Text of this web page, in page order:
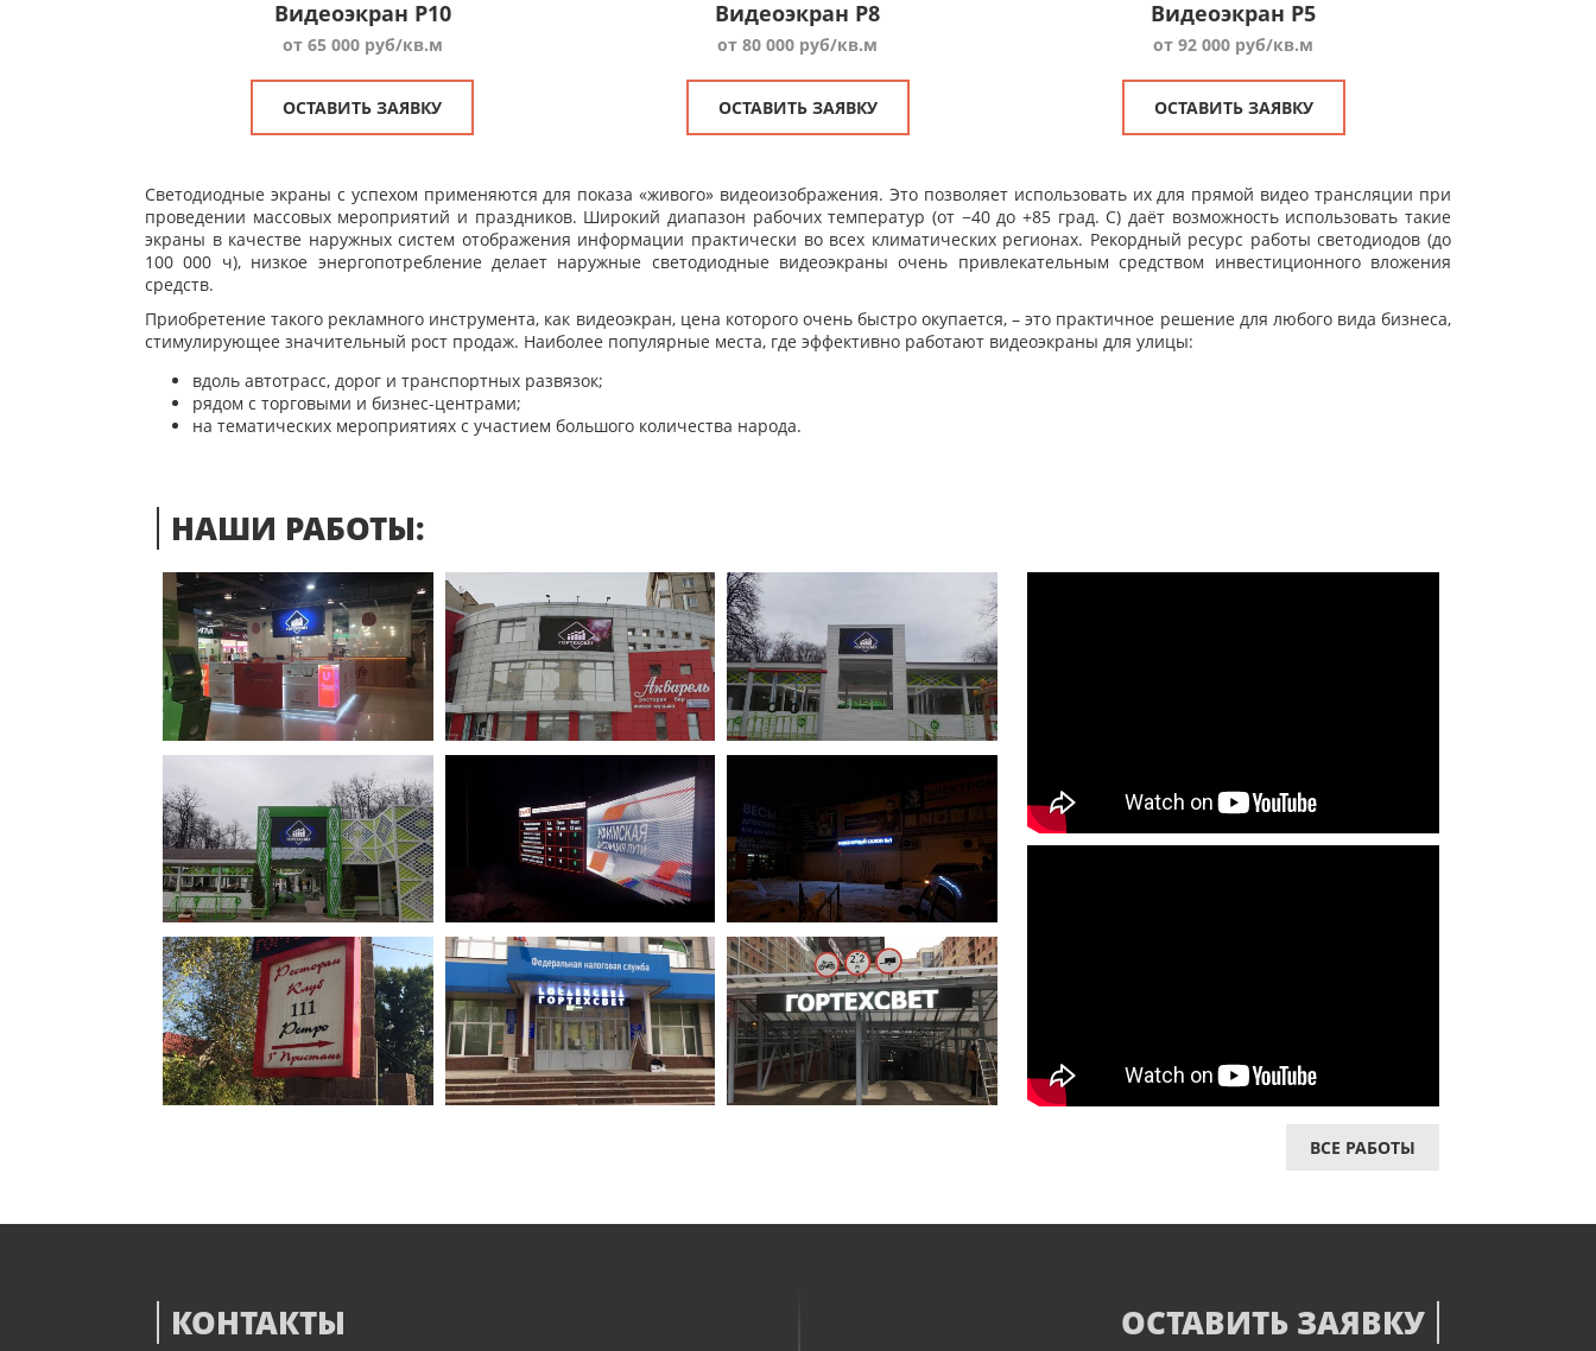
Видеоэкран P10
от 65 000 руб/кв.м
ОСТАВИТЬ ЗАЯВКУ
Видеоэкран P8
от 80 000 руб/кв.м
ОСТАВИТЬ ЗАЯВКУ
Видеоэкран P5
от 92 000 руб/кв.м
ОСТАВИТЬ ЗАЯВКУ
Светодиодные экраны с успехом применяются для показа «живого» видеоизображения. Это позволяет использовать их для прямой видео трансляции при
проведении массовых мероприятий и праздников. Широкий диапазон рабочих температур (от −40 до +85 град. C) даёт возможность использовать такие
экраны в качестве наружных систем отображения информации практически во всех климатических регионах. Рекордный ресурс работы светодиодов (до
100 000 ч), низкое энергопотребление делает наружные светодиодные видеоэкраны очень привлекательным средством инвестиционного вложения
средств.
Приобретение такого рекламного инструмента, как видеоэкран, цена которого очень быстро окупается, – это практичное решение для любого вида бизнеса,
стимулирующее значительный рост продаж. Наиболее популярные места, где эффективно работают видеоэкраны для улицы:
вдоль автотрасс, дорог и транспортных развязок;
рядом с торговыми и бизнес-центрами;
на тематических мероприятиях с участием большого количества народа.
НАШИ РАБОТЫ:
ВСЕ РАБОТЫ
КОНТАКТЫ ОСТАВИТЬ ЗАЯВКУ